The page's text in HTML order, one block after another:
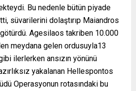
Bu nedenle bütün piyade
süvarilerini dolaştırıp Maiandros
götürdü. Agesilaos takriben 10.000
meydana gelen ordusuyla13
ilerlerken ansızın yönünü
yakalanan Hellespontos
Operasyonun rotasındaki bu